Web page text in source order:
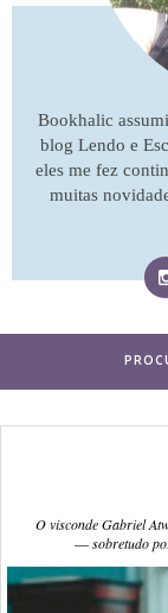
Bookhalic
blog Lendo e
eles me fez
muitas
O visconde Gabriel
― sobretudo